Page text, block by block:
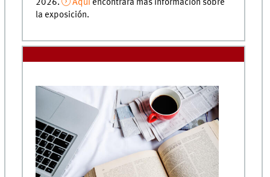
2026. Aquí encontrará más información sobre
la exposición.